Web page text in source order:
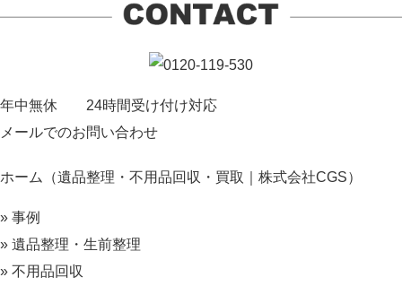
年中無休 24時間受け付け対応
メールでのお問い合わせ
ホーム（遺品整理・不用品回収・買取｜株式会社CGS）
» 事例
» 遺品整理・生前整理
» 不用品回収